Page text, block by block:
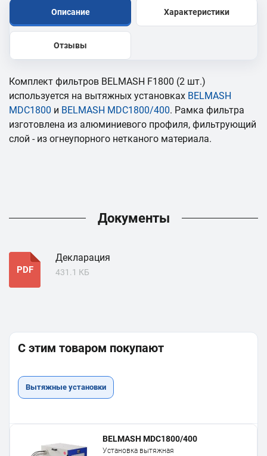
Описание Характеристики
Отзывы
Комплект фильтров BELMASH F1800 (2 шт.)
используется на вытяжных установках BELMASH
MDC1800 и BELMASH MDC1800/400. Рамка фильтра
изготовлена из алюминиевого профиля, фильтрующий
слой - из огнеупорного нетканого материала.
Документы
PDF
Декларация
431.1 КБ
С этим товаром покупают
Вытяжные установки
BELMASH MDC1800/400
Установка вытяжная